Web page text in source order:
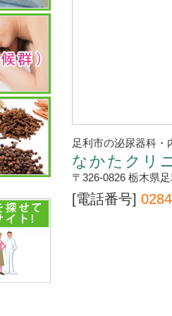
足利市の泌尿器科・
なかたクリ
〒326-0826 栃木県
[電話番号]